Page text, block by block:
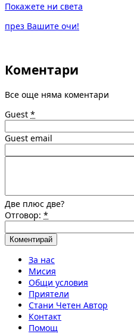
Покажете ни света
през Вашите очи!
Коментари
Все още няма коментари
Guest *
Guest email
Две плюс две?
Отговор: *
За нас
Мисия
Общи условия
Приятели
Стани Четен Автор
Контакт
Помощ